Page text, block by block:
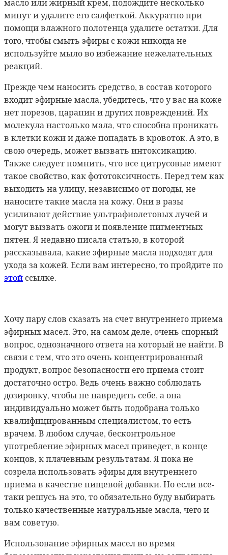
масло или жирный крем, подождите несколько
минут и удалите его салфеткой. Аккуратно при
помощи влажного полотенца удалите остатки. Для
того, чтобы смыть эфиры с кожи никогда не
используйте мыло во избежание нежелательных
реакций.
Прежде чем наносить средство, в состав которого
входит эфирные масла, убедитесь, что у вас на коже
нет порезов, царапин и других повреждений. Их
молекула настолько мала, что способна проникать
в клетки кожи и даже попадать в кровоток. А это, в
свою очередь, может вызвать интоксикацию.
Также следует помнить, что все цитрусовые имеют
такое свойство, как фототоксичность. Перед тем как
выходить на улицу, независимо от погоды, не
наносите такие масла на кожу. Они в разы
усиливают действие ультрафиолетовых лучей и
могут вызвать ожоги и появление пигментных
пятен. Я недавно писала статью, в которой
рассказывала, какие эфирные масла подходят для
ухода за кожей. Если вам интересно, то пройдите по
этой ссылке.
Хочу пару слов сказать на счет внутреннего приема
эфирных масел. Это, на самом деле, очень спорный
вопрос, однозначного ответа на который не найти. В
связи с тем, что это очень концентрированный
продукт, вопрос безопасности его приема стоит
достаточно остро. Ведь очень важно соблюдать
дозировку, чтобы не навредить себе, а она
индивидуально может быть подобрана только
квалифицированным специалистом, то есть
врачем. В любом случае, бесконтрольное
употребление эфирных масел приведет, в конце
концов, к плачевным результатам. Я пока не
созрела использовать эфиры для внутреннего
приема в качестве пищевой добавки. Но если все-
таки решусь на это, то обязательно буду выбирать
только качественные натуральные масла, чего и
вам советую.
Использование эфирных масел во время